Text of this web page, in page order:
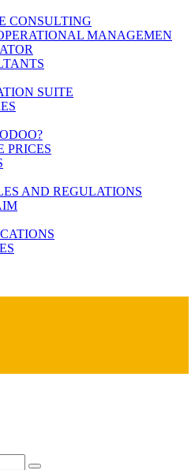
CONSULTING
MANAGEMEN
SUITE
PRICES
AND REGULATIONS